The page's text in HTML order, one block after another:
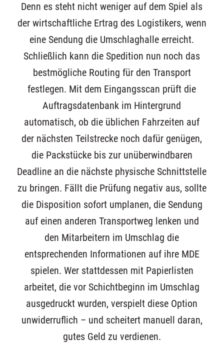
Denn es steht nicht weniger auf dem Spiel als
der wirtschaftliche Ertrag des Logistikers, wenn
eine Sendung die Umschlaghalle erreicht.
Schließlich kann die Spedition nun noch das
bestmögliche Routing für den Transport
festlegen. Mit dem Eingangsscan prüft die
Auftragsdatenbank im Hintergrund
automatisch, ob die üblichen Fahrzeiten auf
der nächsten Teilstrecke noch dafür genügen,
die Packstücke bis zur unüberwindbaren
Deadline an die nächste physische Schnittstelle
zu bringen. Fällt die Prüfung negativ aus, sollte
die Disposition sofort umplanen, die Sendung
auf einen anderen Transportweg lenken und
den Mitarbeitern im Umschlag die
entsprechenden Informationen auf ihre MDE
spielen. Wer stattdessen mit Papierlisten
arbeitet, die vor Schichtbeginn im Umschlag
ausgedruckt wurden, verspielt diese Option
unwiderruflich – und scheitert manuell daran,
gutes Geld zu verdienen.